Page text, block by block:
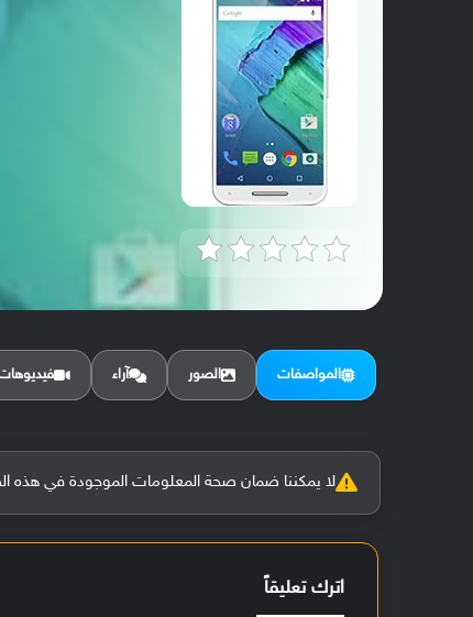
المواصفات الصور آراء
لا يمكننا ضمان صحة المعلومات الموجودة في هذه الصفحة بنسبة 100%، وفي
اترك تعليقاً